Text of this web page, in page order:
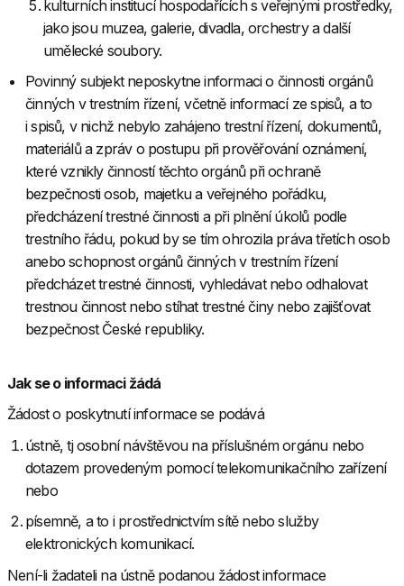
kulturních institucí hospodařících s veřejnými prostředky,
jako jsou muzea, galerie, divadla, orchestry a další
umělecké soubory.
Povinný subjekt neposkytne informaci o činnosti orgánů
činných v trestním řízení, včetně informací ze spisů, a to
i spisů, v nichž nebylo zahájeno trestní řízení, dokumentů,
materiálů a zpráv o postupu při prověřování oznámení,
které vznikly činností těchto orgánů při ochraně
bezpečnosti osob, majetku a veřejného pořádku,
předcházení trestné činnosti a při plnění úkolů podle
trestního řádu, pokud by se tím ohrozila práva třetích osob
anebo schopnost orgánů činných v trestním řízení
předcházet trestné činnosti, vyhledávat nebo odhalovat
trestnou činnost nebo stíhat trestné činy nebo zajišťovat
bezpečnost České republiky.
Jak se o informaci žádá
Žádost o poskytnutí informace se podává
ústně, tj osobní návštěvou na příslušném orgánu nebo
dotazem provedeným pomocí telekomunikačního zařízení
nebo
písemně, a to i prostřednictvím sítě nebo služby
elektronických komunikací.
Není-li žadateli na ústně podanou žádost informace